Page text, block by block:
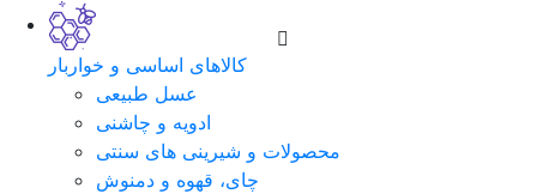
کالاهای اساسی و خواربار
عسل طبیعی
ادویه و چاشنی
محصولات و شیرینی های سنتی
چای، قهوه و دمنوش